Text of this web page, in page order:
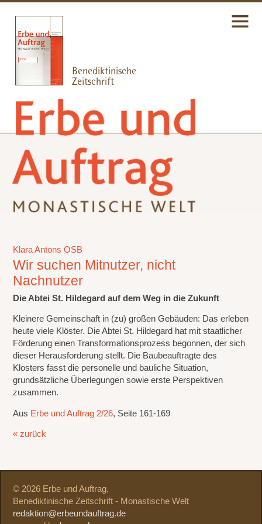
Klara Antons OSB
Wir suchen Mitnutzer, nicht
Nachnutzer
Die Abtei St. Hildegard auf dem Weg in die Zukunft
Kleinere Gemeinschaft in (zu) großen Gebäuden: Das erleben
heute viele Klöster. Die Abtei St. Hildegard hat mit staatlicher
Förderung einen Transformationsprozess begonnen, der sich
dieser Herausforderung stellt. Die Baubeauftragte des
Klosters fasst die personelle und bauliche Situation,
grundsätzliche Überlegungen sowie erste Perspektiven
zusammen.
Aus Erbe und Auftrag 2/26, Seite 161-169
« zurück
© 2026 Erbe und Auftrag,
Benediktinische Zeitschrift - Monastische Welt
redaktion@erbeundauftrag.de